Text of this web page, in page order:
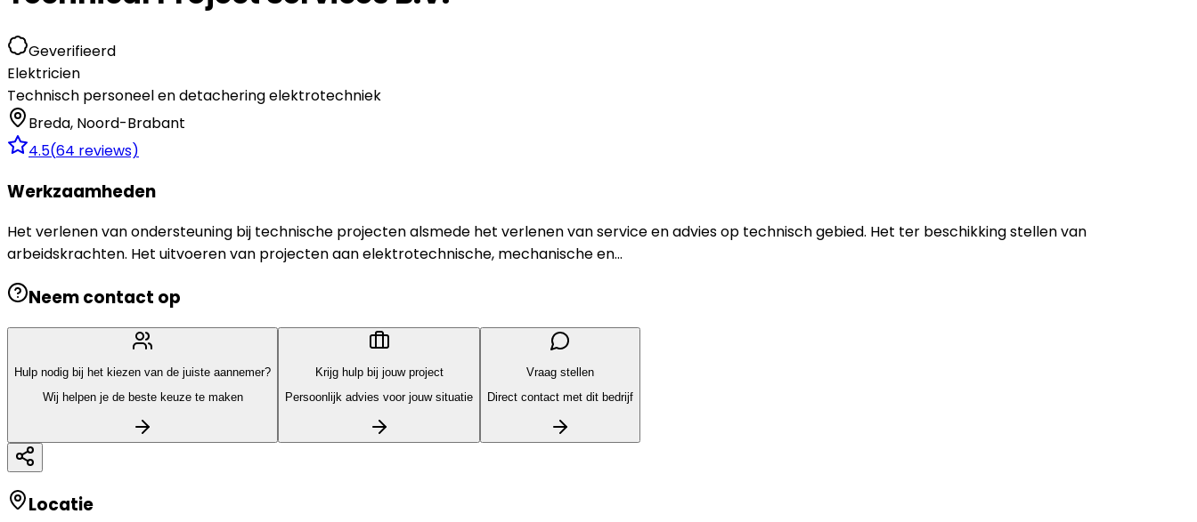
Geverifieerd
Elektricien
Technisch personeel en detachering elektrotechniek
Breda, Noord-Brabant
4.5(64 reviews)
Werkzaamheden
Het verlenen van ondersteuning bij technische projecten alsmede het verlenen van service en advies op technisch gebied. Het ter beschikking stellen van
arbeidskrachten. Het uitvoeren van projecten aan elektrotechnische, mechanische en...
Neem contact op
Hulp nodig bij het kiezen van de juiste aannemer?
Wij helpen je de beste keuze te maken
Krijg hulp bij jouw project
Persoonlijk advies voor jouw situatie
Vraag stellen
Direct contact met dit bedrijf
Locatie